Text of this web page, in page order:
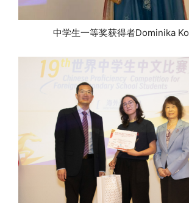
中学生一等奖获得者Dominika